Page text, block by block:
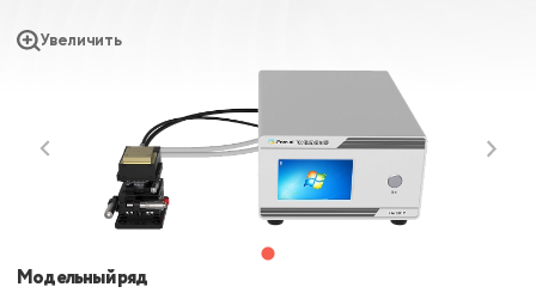
Увеличить
Модельный ряд